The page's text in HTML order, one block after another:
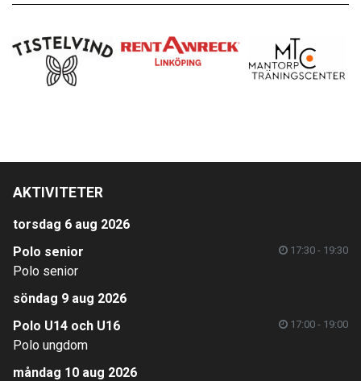
AKTIVITETER
torsdag 6 aug 2026
Polo senior
17:30 - 19:30
Polo senior
söndag 9 aug 2026
Polo U14 och U16
17:00 - 19:00
Polo ungdom
måndag 10 aug 2026